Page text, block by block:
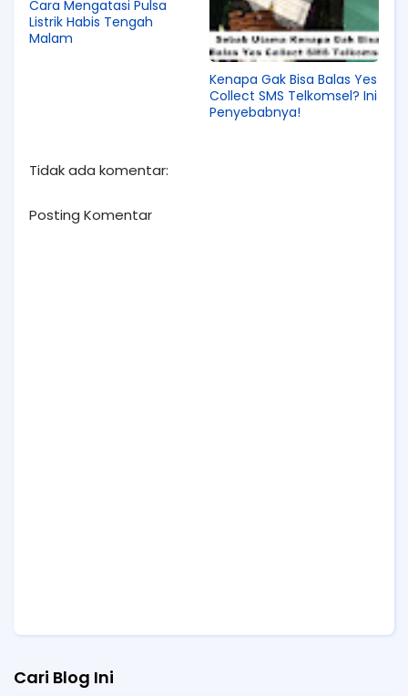
Cara Mengatasi Pulsa
Listrik Habis Tengah
Malam
Kenapa Gak Bisa Balas Yes
Collect SMS Telkomsel? Ini
Penyebabnya!
Tidak ada komentar:
Posting Komentar
Cari Blog Ini